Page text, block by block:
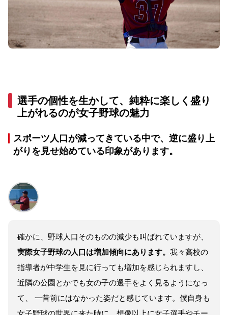
選手の個性を生かして、純粋に楽しく盛り
上がれるのが女子野球の魅力
スポーツ人口が減ってきている中で、逆に盛り上
がりを見せ始めている印象があります。
確かに、野球人口そのものの減少も叫ばれていますが、
実際女子野球の人口は増加傾向にあります。 我々高校の
指導者が中学生を見に行っても増加を感じられますし、
近隣の公園とかでも女の子の選手をよく見るようになっ
て、 一昔前にはなかった姿だと感じています。僕自身も
女子野球の世界に来た時に、想像以上に女子選手やチー